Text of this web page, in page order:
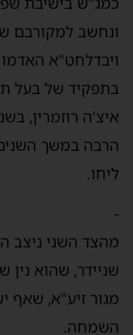
ונחשב למקורבם
ויבדלחט"א
בתפקיד של בעל
הרבה במשך השנים
ליחו.
-
מהצד השני ניצב
שניידר, שהוא
מגור זיע"א, שאף
השמחה.